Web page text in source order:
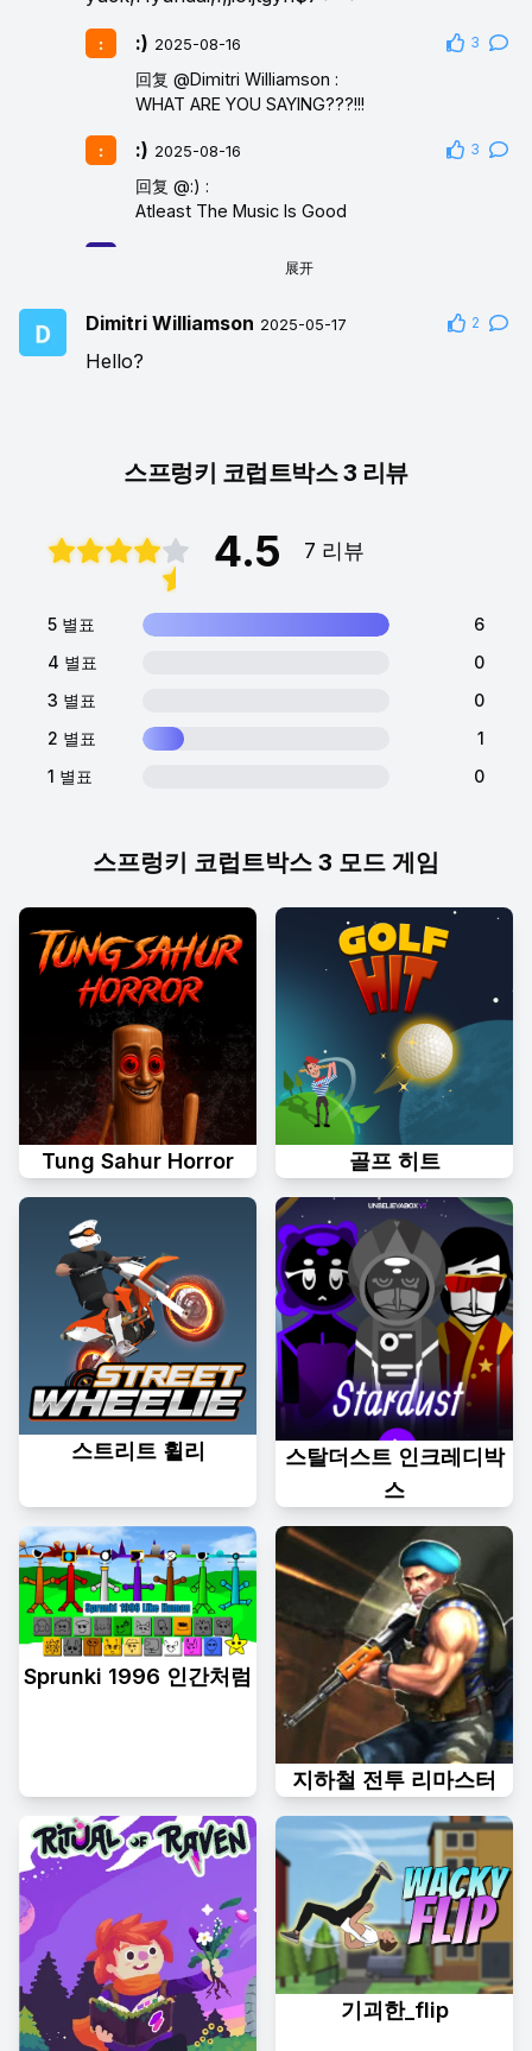
:) 2025-08-16 3
回复 @Dimitri Williamson :
WHAT ARE YOU SAYING???!!!
:) 2025-08-16 3
回复 @:) :
Atleast The Music Is Good
SprunkiOfWendyWenda
回复@Dimitri Williamson:
展开
Dimitri Williamson 2025-05-17 2
Hello?
스프렁키 코럽트박스 3 모드 게임
Tung Sahur Horror 골프 히트
스트리트 휠리
스탈더스트 인크레디박
스
Sprunki 1996 인간처럼
지하철 전투 리마스터
기괴한_flip
스프렁키 코럽트박스 3 리뷰
4.5 7 리뷰
5 별표
6
4 별표
0
3 별표
0
2 별표
1
1 별표
0